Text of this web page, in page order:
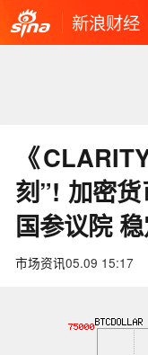
新浪财经
《
刻”! 加密
国参议院
市场资讯05.09 15:17